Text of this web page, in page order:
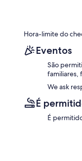
podemos garantir
Hora-limite do
Eventos
São
familiares,
We ask
É
É